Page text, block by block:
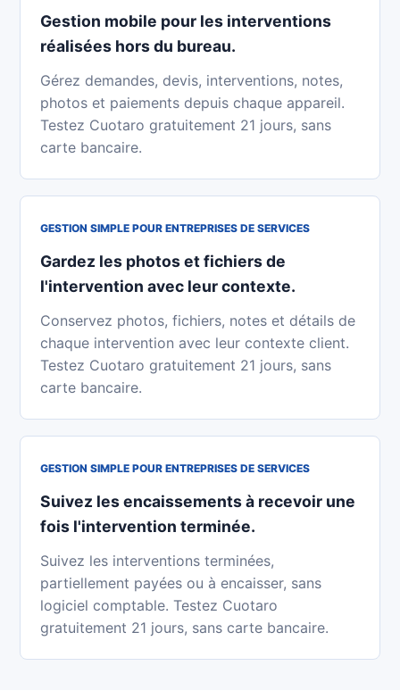
Gestion mobile pour les interventions
réalisées hors du bureau.
Gérez demandes, devis, interventions, notes,
photos et paiements depuis chaque appareil.
Testez Cuotaro gratuitement 21 jours, sans
carte bancaire.
GESTION SIMPLE POUR ENTREPRISES DE SERVICES
Gardez les photos et fichiers de
l'intervention avec leur contexte.
Conservez photos, fichiers, notes et détails de
chaque intervention avec leur contexte client.
Testez Cuotaro gratuitement 21 jours, sans
carte bancaire.
GESTION SIMPLE POUR ENTREPRISES DE SERVICES
Suivez les encaissements à recevoir une
fois l'intervention terminée.
Suivez les interventions terminées,
partiellement payées ou à encaisser, sans
logiciel comptable. Testez Cuotaro
gratuitement 21 jours, sans carte bancaire.